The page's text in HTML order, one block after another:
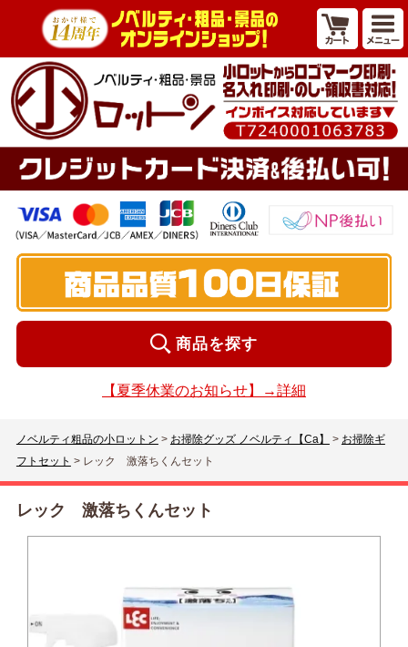
商品を探す
【夏季休業のお知らせ】→詳細
ノベルティ粗品の小ロットン > お掃除グッズ ノベルティ【Ca】 > お掃除ギ
フトセット > レック 激落ちくんセット
レック 激落ちくんセット